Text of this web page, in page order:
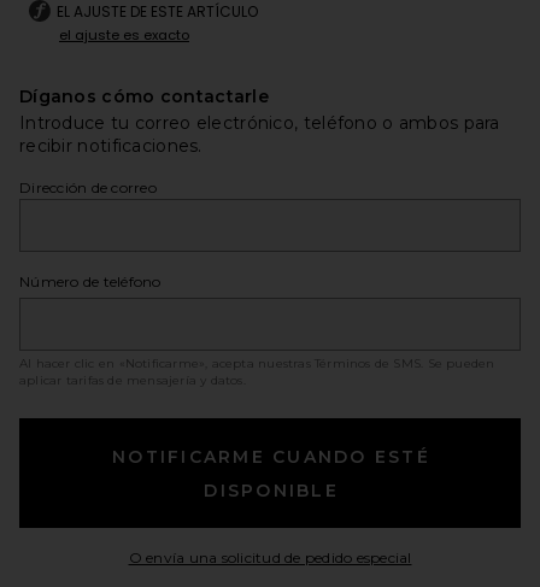
EL AJUSTE DE ESTE ARTÍCULO
el ajuste es exacto
Díganos cómo contactarle
Introduce tu correo electrónico, teléfono o ambos para
recibir notificaciones.
Dirección de correo
Número de teléfono
Al hacer clic en «Notificarme», acepta nuestras Términos de SMS
. Se pueden
aplicar tarifas de mensajería y datos.
NOTIFICARME CUANDO ESTÉ
DISPONIBLE
O envía una solicitud de pedido especial